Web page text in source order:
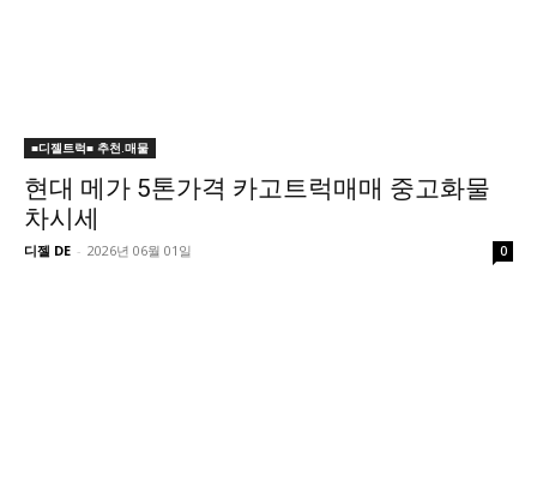
■디젤트럭■ 추천.매물
현대 메가 5톤가격 카고트럭매매 중고화물
차시세
디젤 DE - 2026년 06월 01일 0